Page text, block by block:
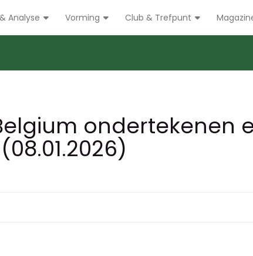
Analyse Vorming Club & Trefpunt
ondertekenen